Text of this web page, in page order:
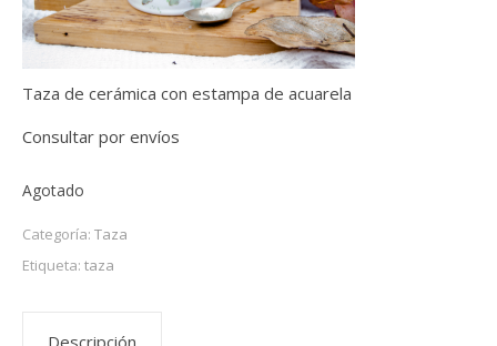
Taza de cerámica con estampa de acuarela
Consultar por envíos
Agotado
Categoría: Taza
Etiqueta: taza
Descripción